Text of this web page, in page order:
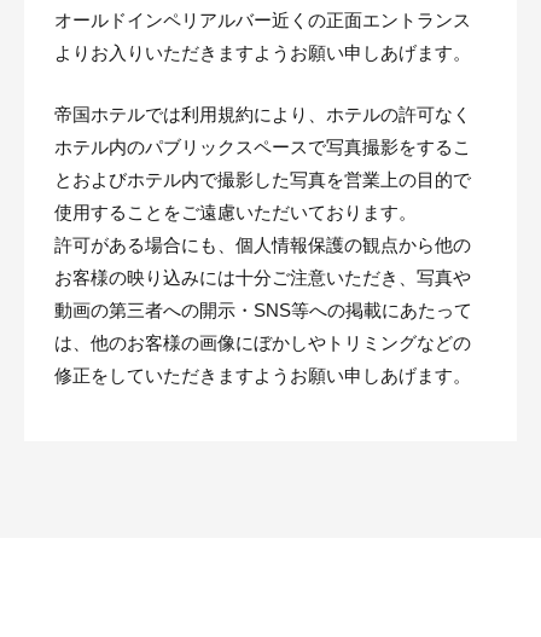
オールドインペリアルバー近くの正面エントランス
よりお入りいただきますようお願い申しあげます。
帝国ホテルでは利用規約により、ホテルの許可なく
ホテル内のパブリックスペースで写真撮影をするこ
とおよびホテル内で撮影した写真を営業上の目的で
使用することをご遠慮いただいております。
許可がある場合にも、個人情報保護の観点から他の
お客様の映り込みには十分ご注意いただき、写真や
動画の第三者への開示・SNS等への掲載にあたって
は、他のお客様の画像にぼかしやトリミングなどの
修正をしていただきますようお願い申しあげます。